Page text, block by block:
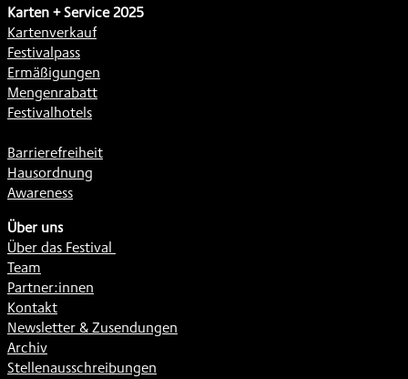
Karten + Service 2025
Kartenverkauf
Festivalpass
Ermäßigungen
Mengenrabatt
Festivalhotels
Barrierefreiheit
Hausordnung
Awareness
Über uns
Über das Festival
Team
Partner:innen
Kontakt
Newsletter & Zusendungen
Archiv
Stellenausschreibungen